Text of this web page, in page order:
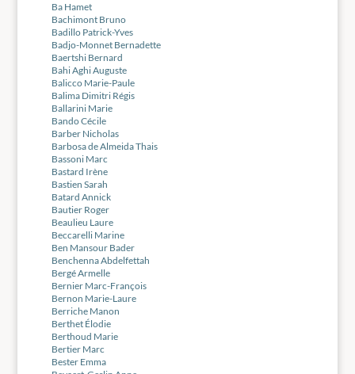
Ba Hamet
Bachimont Bruno
Badillo Patrick-Yves
Badjo-Monnet Bernadette
Baertshi Bernard
Bahi Aghi Auguste
Balicco Marie-Paule
Balima Dimitri Régis
Ballarini Marie
Bando Cécile
Barber Nicholas
Barbosa de Almeida Thais
Bassoni Marc
Bastard Irène
Bastien Sarah
Batard Annick
Bautier Roger
Beaulieu Laure
Beccarelli Marine
Ben Mansour Bader
Benchenna Abdelfettah
Bergé Armelle
Bernier Marc-François
Bernon Marie-Laure
Berriche Manon
Berthet Élodie
Berthoud Marie
Bertier Marc
Bester Emma